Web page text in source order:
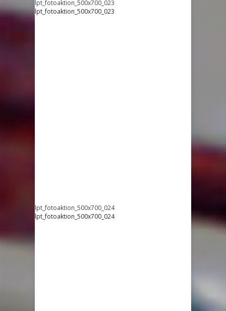
lpt_fotoaktion_500x700_023
lpt_fotoaktion_500x700_023
lpt_fotoaktion_500x700_024
lpt_fotoaktion_500x700_024